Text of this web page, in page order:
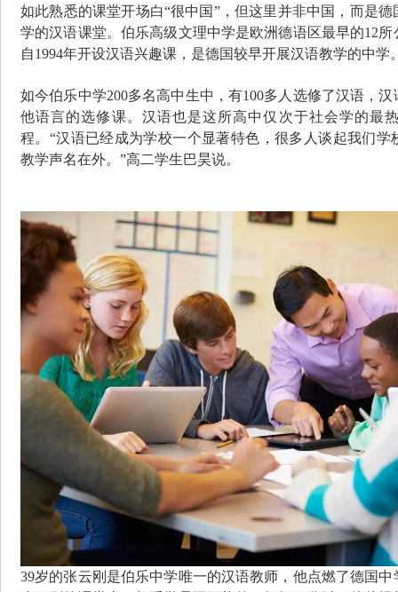
如此熟悉的课堂开场白“很中国”，但这里并非中国，而是
学的汉语课堂。伯乐高级文理中学是欧洲德语区最早的12
自1994年开设汉语兴趣课，是德国较早开展汉语教学的中学
如今伯乐中学200多名高中生中，有100多人选修了汉语，
他语言的选修课。汉语也是这所高中仅次于社会学的最
程。“汉语已经成为学校一个显著特色，很多人谈起我们学
教学声名在外。”高二学生巴昊说。
39岁的张云刚是伯乐中学唯一的汉语教师，他点燃了德国